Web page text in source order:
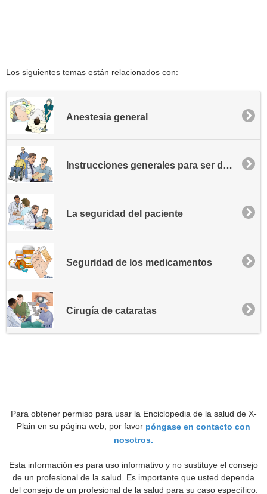
Los siguientes temas están relacionados con:
Anestesia general
Instrucciones generales para ser dado de alta
La seguridad del paciente
Seguridad de los medicamentos
Cirugía de cataratas
Para obtener permiso para usar la Enciclopedia de la salud de X-
Plain en su página web, por favor póngase en contacto con
nosotros.
Esta información es para uso informativo y no sustituye el consejo
de un profesional de la salud. Es importante que usted dependa
del consejo de un profesional de la salud para su caso específico.